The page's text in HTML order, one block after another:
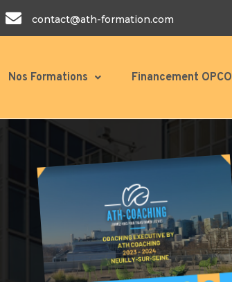
contact@ath-formation.com
Nos Formations Financement OPCO